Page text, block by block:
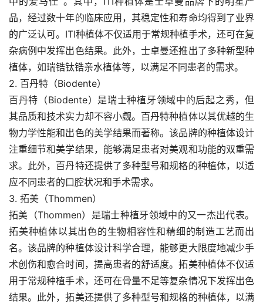
品，经过数十年的临床应用，其稳定性和寿命均得到了业界
的广泛认可。ITI种植体不仅适用于常规种植手术，还可在复
杂病例中发挥出色结果。此外，士卓曼还推出了多种新型种
植体，如瑞锆钛锆亲水植体等，以满足不同患者的需求。
2. 百丹特（Biodente）
百丹特（Biodente）是瑞士种植牙领域中的后起之秀，但
其品质和技术实力却不容小觑。百丹特种植体以其优越的生
物力学性能和出色的美学结果而著称。该品牌的种植体设计
注重细节和美学结果，能够满足患者对美观和功能的双重需
求。此外，百丹特还提供了多种型号和规格的种植体，以适
应不同患者的口腔状况和手术需求。
3. 拓美（Thommen）
拓美（Thommen）是瑞士种植牙领域中的又一杰出代表。
拓美种植体以其出色的生物相容性和精细的制造工艺而出
名。该品牌的种植体设计科学合理，能够更大限度地减少手
术创伤和愈合时间，提高患者的舒适度。拓美种植体不仅适
用于常规种植手术，还可在骨量不足等复杂情况下发挥出色
结果。此外，拓美还提供了多种型号和规格的种植体，以满